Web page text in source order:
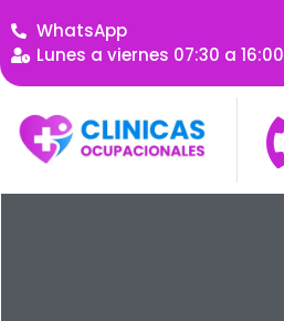
WhatsApp
Lunes a viernes 07:30 a 16:00